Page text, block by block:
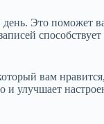
Это поможет
вам
и улучшает